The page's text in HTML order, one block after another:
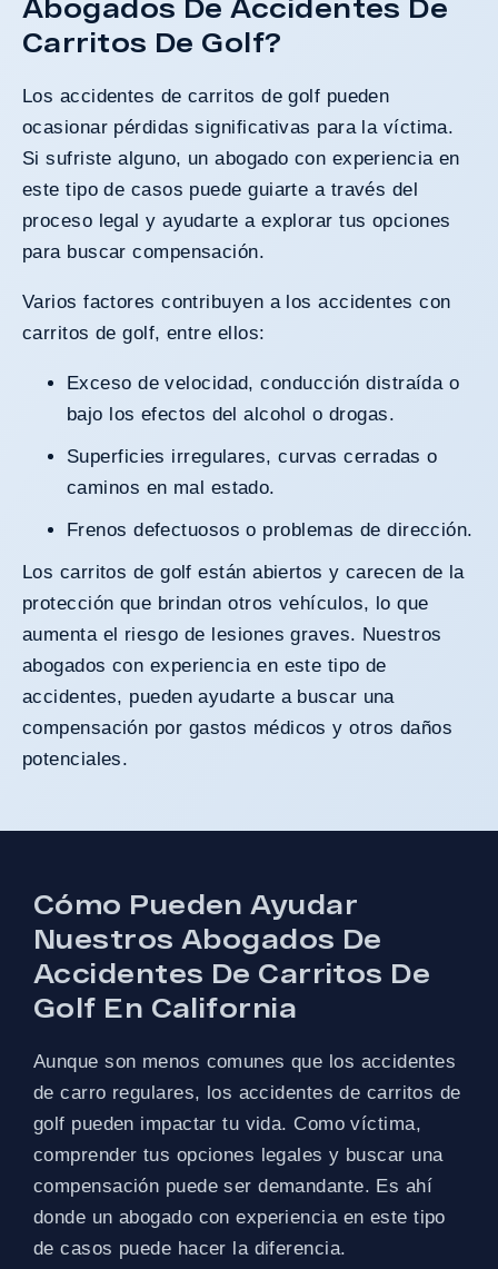
Abogados De Accidentes De
Carritos De Golf?
Los accidentes de carritos de golf pueden
ocasionar pérdidas significativas para la víctima.
Si sufriste alguno, un abogado con experiencia en
este tipo de casos puede guiarte a través del
proceso legal y ayudarte a explorar tus opciones
para buscar compensación.
Varios factores contribuyen a los accidentes con
carritos de golf, entre ellos:
Exceso de velocidad, conducción distraída o
bajo los efectos del alcohol o drogas.
Superficies irregulares, curvas cerradas o
caminos en mal estado.
Frenos defectuosos o problemas de dirección.
Los carritos de golf están abiertos y carecen de la
protección que brindan otros vehículos, lo que
aumenta el riesgo de lesiones graves. Nuestros
abogados con experiencia en este tipo de
accidentes, pueden ayudarte a buscar una
compensación por gastos médicos y otros daños
potenciales.
Cómo Pueden Ayudar
Nuestros Abogados De
Accidentes De Carritos De
Golf En California
Aunque son menos comunes que los accidentes
de carro regulares, los accidentes de carritos de
golf pueden impactar tu vida. Como víctima,
comprender tus opciones legales y buscar una
compensación puede ser demandante. Es ahí
donde un abogado con experiencia en este tipo
de casos puede hacer la diferencia.